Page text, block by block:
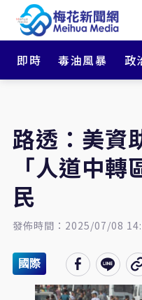
即時 毒油風暴 政
路透：美資
「人道中
民
發佈時間：2025/07/08
國際